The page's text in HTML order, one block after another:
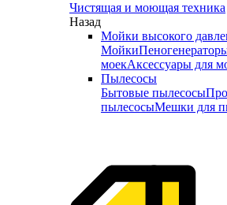
Чистящая и моющая техника
Назад
Мойки высокого
Мойки
моекАксессуары для
Пылесосы
Бытовые пылесосы
пылесосыМешки для